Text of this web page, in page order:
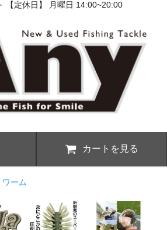
【定休日】 月曜日 14:00~20:00
カートを見る
ワーム